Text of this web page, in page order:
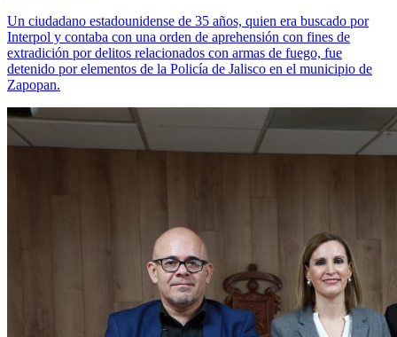
Un ciudadano estadounidense de 35 años, quien era buscado por
Interpol y contaba con una orden de aprehensión con fines de
extradición por delitos relacionados con armas de fuego, fue
detenido por elementos de la Policía de Jalisco en el municipio de
Zapopan.